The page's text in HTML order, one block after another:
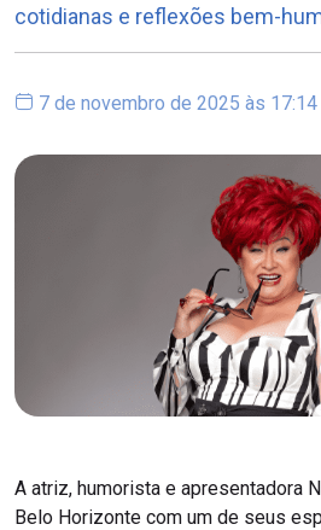
cotidianas e reflexões bem-
7 de novembro de 2025 às 17:14
A atriz, humorista e apresentadora
Belo Horizonte com um de seus